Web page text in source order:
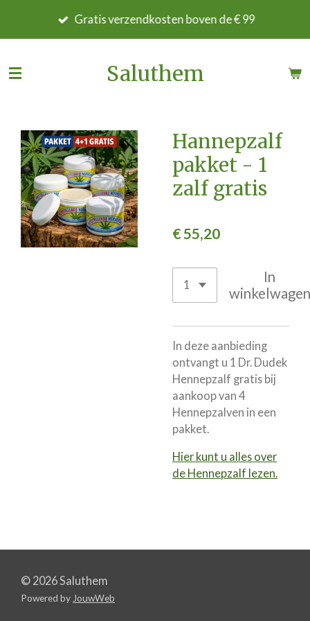
de
hoofdinhoud
Gratis verzendkosten boven de € 99
Saluthem
Hannepzalf
pakket - 1
zalf gratis
€ 55,20
In
winkelwagen
In deze aanbieding
ontvangt u 1 Dr. Dudek
Hennepzalf gratis bij
aankoop van 4
Hennepzalven in een
pakket.
Hier kunt u alles over
de Hennepzalf lezen.
© 2026 Saluthem
Powered by JouwWeb